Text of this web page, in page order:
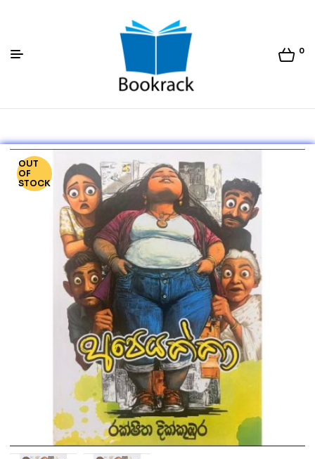
Bookrack.lk
0
OUT
OF
STOCK